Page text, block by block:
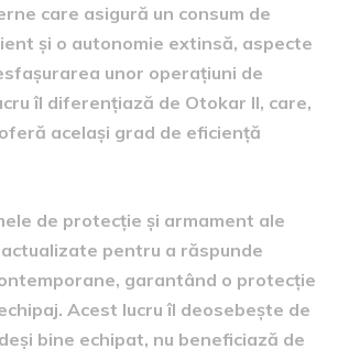
care asigură un consum de
și o autonomie extinsă, aspecte
unor operațiuni de
îl diferențiază de Otokar II, care,
același grad de eficiență
de protecție și armament ale
pentru a răspunde
garantând o protecție
Acest lucru îl deosebește de
bine echipat, nu beneficiază de